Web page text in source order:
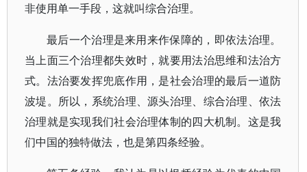
非使用单一手段，这就叫综合治理。
最后一个治理是来用来作保障的，即依法治理。
当上面三个治理都失效时，就要用法治思维和法治方
式。法治要发挥兜底作用，是社会治理的最后一道防
波堤。所以，系统治理、源头治理、综合治理、依法
治理就是实现我们社会治理体制的四大机制。这是我
们中国的独特做法，也是第四条经验。